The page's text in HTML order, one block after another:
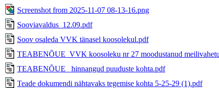
Screenshot from 2025-11-07 08-13-16.png
Sooviavaldus_12.09.pdf
Soov osaleda VVK tänasel koosolekul.pdf
TEABENÕUE_VVK koosoleku nr 27 moodustanud
TEABENÕUE_ hinnangud puuduste kohta.pdf
Teade dokumendi nähtavaks tegemise kohta 5-25-29 (1).pdf